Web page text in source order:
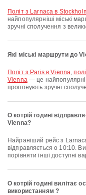
політ з Larnaca в
найпопулярніші міські
зручні сполучення з
Які міські маршрути до
політ з Paris в Vienna,
Vienna— це
пропонують зручні
О котрій годині
Vienna?
Найраніший рейс з Larnaca до Vienna авіакомпанії Ryanair
відправляється о 10:10.
порівняти інші доступні
О котрій годині вилітає
використанням ?